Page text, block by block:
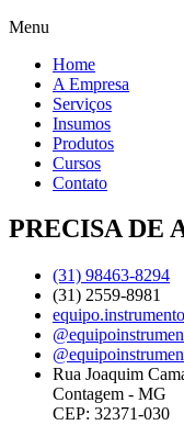
Menu
Home
A Empresa
Serviços
Insumos
Produtos
Cursos
Contato
PRECISA DE
(31) 98463-8294
(31) 2559-8981
Rua Joaquim
Contagem - MG
CEP: 32371-030